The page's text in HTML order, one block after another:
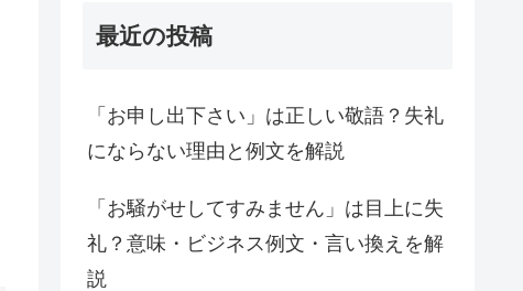
最近の投稿
「お申し出下さい」は正しい敬語？失礼
にならない理由と例文を解説
「お騒がせしてすみません」は目上に失
礼？意味・ビジネス例文・言い換えを解
説